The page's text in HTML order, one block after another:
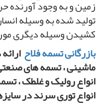
زمین و به وجود
تولید شده به وسیله
کشیدن وسیله دیگری
بازرگانی تسمه فلاح
ماشینی ، تسمه های صنعتی
انواع رولیک و غلطک ،
انواع توری سرند در